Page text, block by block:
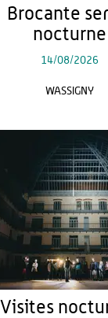
Brocante
nocturne
14/08/2026
WASSIGNY
Visites